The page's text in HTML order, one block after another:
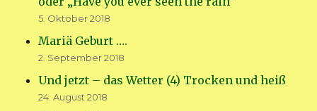
5. Oktober 2018
Mariä Geburt ….
2. September 2018
Und jetzt – das Wetter (4) Trocken und heiß
24. August 2018